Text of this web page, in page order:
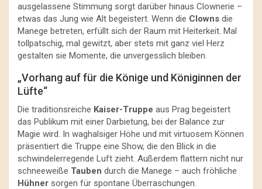
ausgelassene Stimmung sorgt darüber hinaus Clownerie –
etwas das Jung wie Alt begeistert. Wenn die Clowns die
Manege betreten, erfüllt sich der Raum mit Heiterkeit. Mal
tollpatschig, mal gewitzt, aber stets mit ganz viel Herz
gestalten sie Momente, die unvergesslich bleiben.
„Vorhang auf für die Könige und Königinnen der
Lüfte“
Die traditionsreiche Kaiser-Truppe aus Prag begeistert
das Publikum mit einer Darbietung, bei der Balance zur
Magie wird. In waghalsiger Höhe und mit virtuosem Können
präsentiert die Truppe eine Show, die den Blick in die
schwindelerregende Luft zieht. Außerdem flattern nicht nur
schneeweiße Tauben durch die Manege – auch fröhliche
Hühner sorgen für spontane Überraschungen.